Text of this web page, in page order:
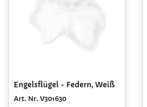
Engelsflügel - Federn, Weiß
Art. Nr. V301630